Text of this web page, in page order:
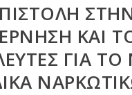
ΚΑΙ
ΓΙΑ ΤΟ